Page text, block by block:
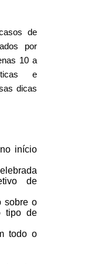
de
por
10 a
e
dicas
início
de
sobre o
tipo de
todo o